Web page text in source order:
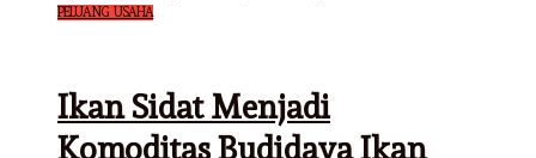
PELUANG USAHA
Ikan Sidat Menjadi
Komoditas Budidaya Ikan